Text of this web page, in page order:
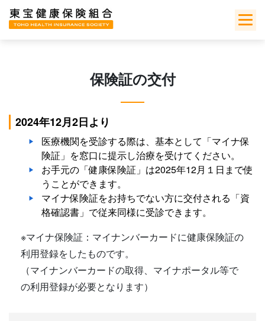
Skip
保険証の交付
2024年12月2日より
医療機関を受診する際は、基本として「マイナ保
険証」を窓口に提示し治療を受けてください。
お手元の「健康保険証」は2025年12月１日まで使
うことができます。
マイナ保険証をお持ちでない方に交付される「資
格確認書」で従来同様に受診できます。
※マイナ保険証：マイナンバーカードに健康保険証の
利用登録をしたものです。
（マイナンバーカードの取得、マイナポータル等で
の利用登録が必要となります）